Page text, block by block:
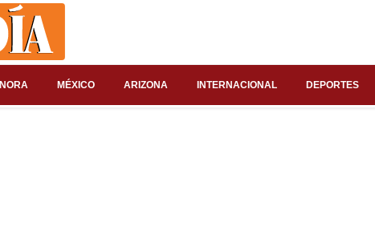
MÉXICO ARIZONA INTERNACIONAL DEPORTES